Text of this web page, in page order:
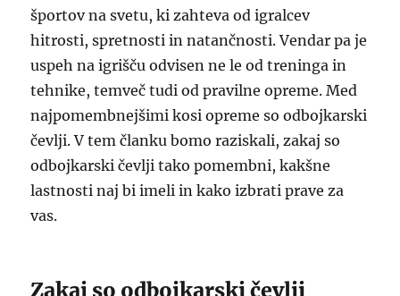
športov na svetu, ki zahteva od igralcev
hitrosti, spretnosti in natančnosti. Vendar pa je
uspeh na igrišču odvisen ne le od treninga in
tehnike, temveč tudi od pravilne opreme. Med
najpomembnejšimi kosi opreme so odbojkarski
čevlji. V tem članku bomo raziskali, zakaj so
odbojkarski čevlji tako pomembni, kakšne
lastnosti naj bi imeli in kako izbrati prave za
vas.
Zakaj so odbojkarski čevlji